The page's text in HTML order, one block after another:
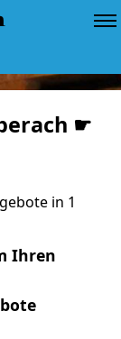
☛
in 1
Ihren